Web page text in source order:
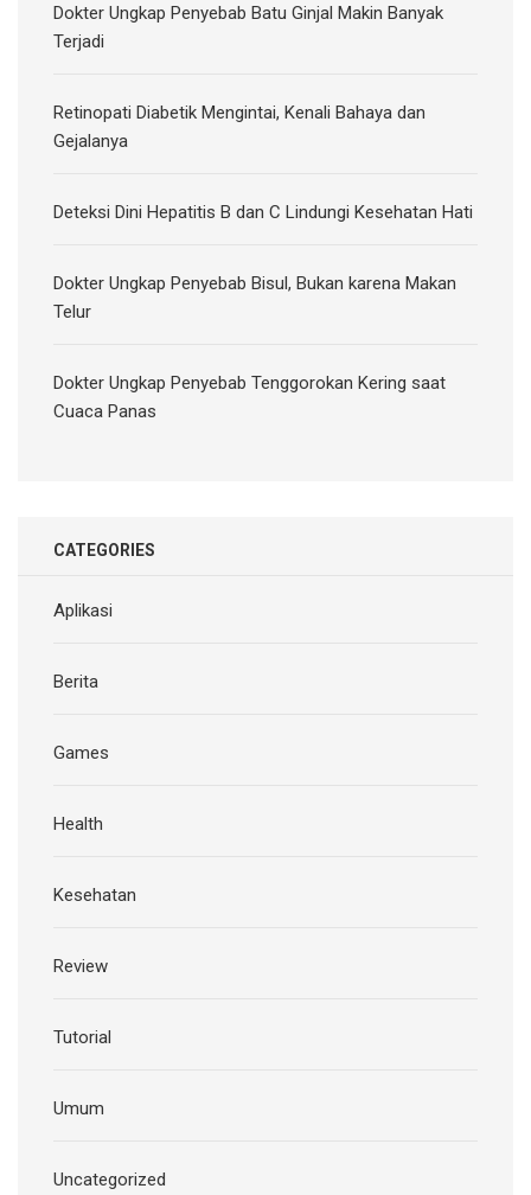
Dokter Ungkap Penyebab Batu Ginjal Makin Banyak
Terjadi
Retinopati Diabetik Mengintai, Kenali Bahaya dan
Gejalanya
Deteksi Dini Hepatitis B dan C Lindungi Kesehatan Hati
Dokter Ungkap Penyebab Bisul, Bukan karena Makan
Telur
Dokter Ungkap Penyebab Tenggorokan Kering saat
Cuaca Panas
CATEGORIES
Aplikasi
Berita
Games
Health
Kesehatan
Review
Tutorial
Umum
Uncategorized